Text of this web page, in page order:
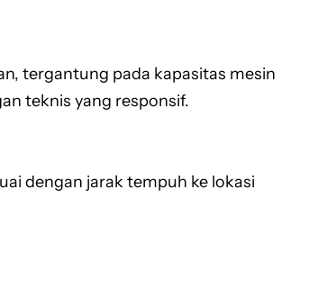
tergantung pada kapasitas mesin
teknis yang responsif.
dengan jarak tempuh ke lokasi